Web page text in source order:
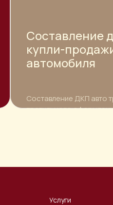
Составление
купли-
автомобиля
Составление ДКП авто
правильного
Услуги